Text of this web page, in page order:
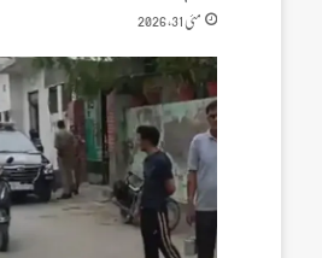
مئی 31, 2026